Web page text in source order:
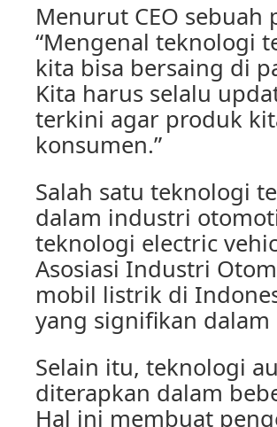
Menurut CEO
“Mengenal teknologi
kita bisa bersaing di
Kita harus selalu
terkini agar produk
konsumen.”
Salah satu teknologi
dalam industri
teknologi electric
Asosiasi Industri
mobil listrik di
yang signifikan
Selain itu, teknologi
diterapkan dalam
Hal ini membuat